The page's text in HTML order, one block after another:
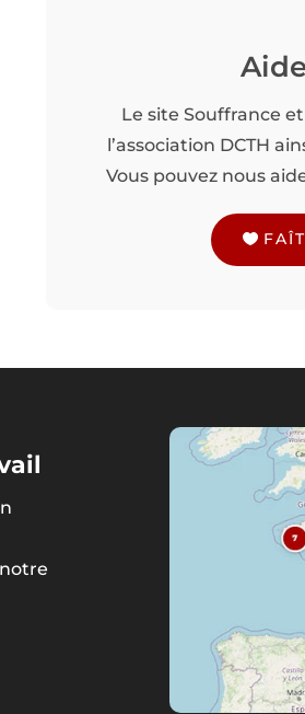
Le site Souffrance
l’association DCTH
Vous pouvez nous